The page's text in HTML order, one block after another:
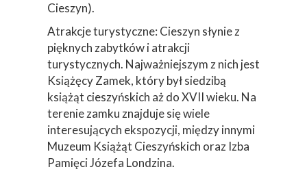
Cieszyn).
Atrakcje turystyczne: Cieszyn słynie z
pięknych zabytków i atrakcji
turystycznych. Najważniejszym z nich jest
Książęcy Zamek, który był siedzibą
książąt cieszyńskich aż do XVII wieku. Na
terenie zamku znajduje się wiele
interesujących ekspozycji, między innymi
Muzeum Książąt Cieszyńskich oraz Izba
Pamięci Józefa Londzina.